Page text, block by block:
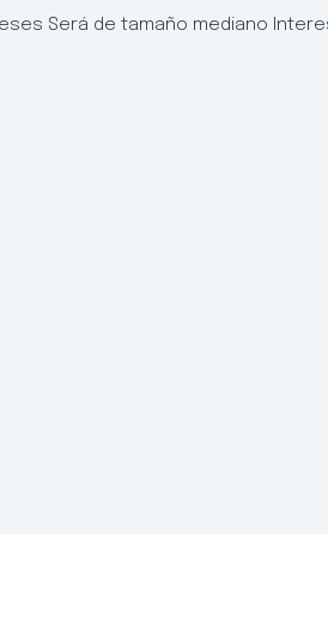
Será de tamaño mediano